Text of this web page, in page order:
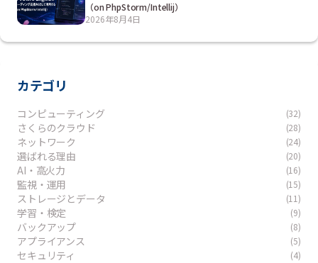
（on PhpStorm/Intellij）
2026年8月4日
カテゴリ
コンピューティング (32)
さくらのクラウド (28)
ネットワーク (24)
選ばれる理由 (20)
AI・高火力 (16)
監視・運用 (15)
ストレージとデータ (11)
学習・検定 (9)
バックアップ (8)
アプライアンス (5)
セキュリティ (4)